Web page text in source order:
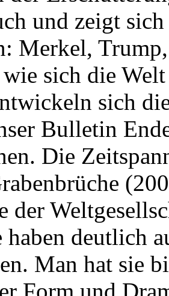
und zeigt
Merkel,
sich die
sich
Bulletin
Die
der
haben deutlich
Man hat sie
Form und